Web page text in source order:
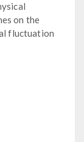
on the
fluctuation